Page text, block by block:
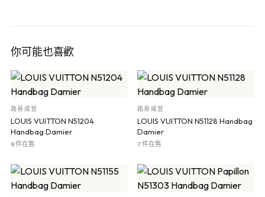
你可能也喜歡
路易威登
LOUIS VUITTON N51204
Handbag Damier
8 件在售
路易威登
LOUIS VUITTON N51128 Handbag
Damier
7 件在售